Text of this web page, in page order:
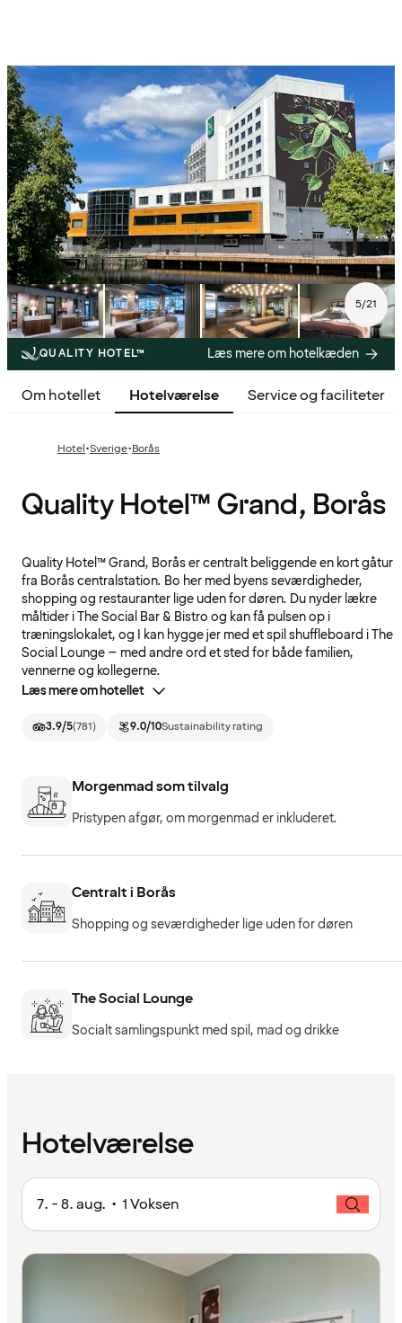
5/21
QUALITY HOTEL™ Læs mere om hotelkæden
Om hotellet Hotelværelse Service og faciliteter
Hotel·Sverige·Borås
Quality Hotel™ Grand, Borås
Quality Hotel™ Grand, Borås er centralt beliggende en kort gåtur
fra Borås centralstation. Bo her med byens seværdigheder,
shopping og restauranter lige uden for døren. Du nyder lækre
måltider i The Social Bar & Bistro og kan få pulsen op i
træningslokalet, og I kan hygge jer med et spil shuffleboard i The
Social Lounge – med andre ord et sted for både familien,
vennerne og kollegerne.
Læs mere om hotellet
3.9/5(781) 9.0/10Sustainability rating
Morgenmad som tilvalg
Pristypen afgør, om morgenmad er inkluderet.
Centralt i Borås
Shopping og seværdigheder lige uden for døren
The Social Lounge
Socialt samlingspunkt med spil, mad og drikke
Hotelværelse
7. - 8. aug. • 1 Voksen